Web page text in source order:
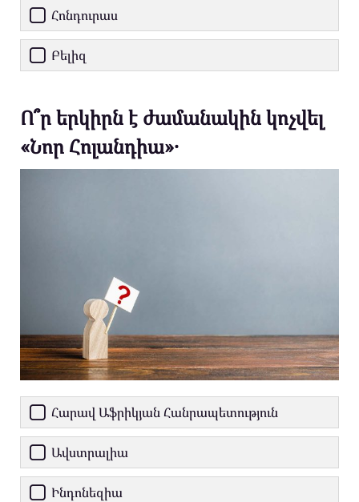
Հոնդուրաս
Բելիզ
Ո՞ր երկիրն է ժամանակին կոչվել
«Նոր Հոլանդիա»․
Հարավ Աֆրիկյան Հանրապետություն
Ավստրալիա
Ինդոնեզիա